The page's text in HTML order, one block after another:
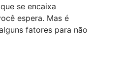
se encaixa
espera. Mas é
fatores para não